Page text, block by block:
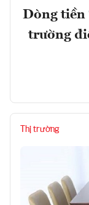
Dòng tiền
trường
Thị trường